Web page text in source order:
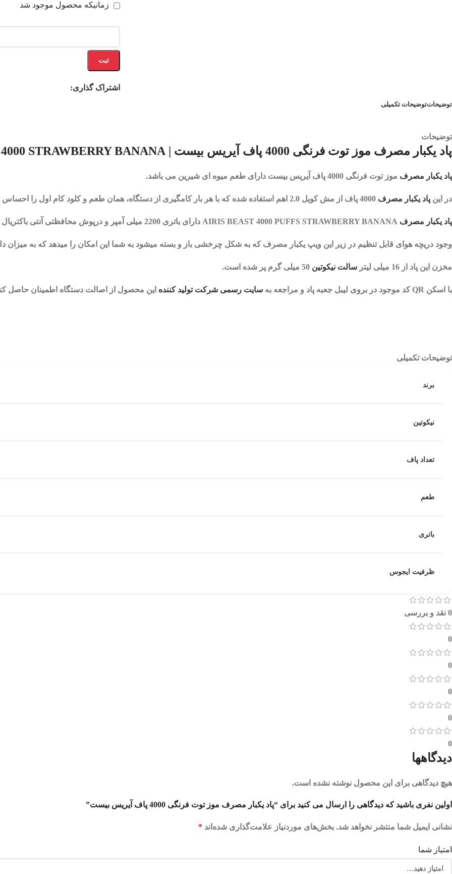
زمانیکه محصول موجود شد
ثبت
اشتراک گذاری:
توضیحاتتوضیحات تکمیلی
توضیحات
پاد یکبار مصرف موز توت فرنگی 4000 پاف آیریس بیست | AIRIS BEAST 0 STRAWBERRY BANANA
پاد یکبار مصرف موز توت فرنگی 4000 پاف آیریس بیست دارای طعم میوه ای شیرین می باشد.
در این پاد یکبار مصرف از مش کویل 2.0 اهم استفاده شده که با هر بار کامگیری از دستگاه، همان طعم و کلود کام اول را احساس می کنید.
پاد یکبار مصرف دارای باتری 2200 میلی آمپر و درپوش محافظتی آنتی باکتریال و ضد گرد و غبار است .
وجود دریچه هوای قابل تنظیم در زیر این ویپ یکبار مصرف که به شکل چرخشی باز و بسته میشود به شما این امکان را میدهد که به میزان
مخزن این پاد از 16 میلی لیتر سالت نیکوتین 50 میلی گرم پر شده است.
با اسکن QR کد موجود در بروی لیبل جعبه پاد و مراجعه به سایت رسمی شرکت تولید کننده این محصول از اصالت دستگاه اطمینان حاصل
توضیحات تکمیلی
برند
نیکوتین
تعداد پاف
طعم
باتری
ظرفیت ایجوس
0 نقد و بررسی
0
0
0
0
0
دیدگاهها
هیچ دیدگاهی برای این محصول نوشته نشده است.
اولین نفری باشید که دیدگاهی را ارسال می کنید برای “پاد یکبار مصرف موز توت فرنگی 4000 پاف آیریس بیست”
نشانی ایمیل شما منتشر نخواهد شد. بخش‌های موردنیاز علامت‌گذاری شده‌اند *
امتیاز شما